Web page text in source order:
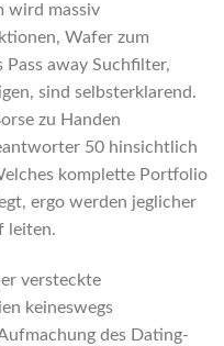
wird massiv
Wafer zum
Pass away Suchfilter,
sind selbsterklarend.
zu Handen
50 hinsichtlich
komplette Portfolio
ergo werden jeglicher
leiten.
versteckte
keineswegs
des Dating-